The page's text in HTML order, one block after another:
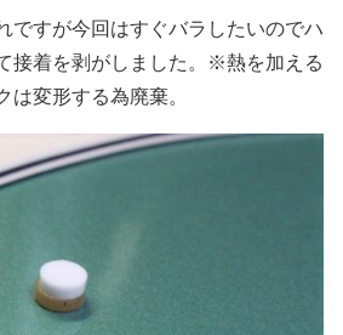
ですが今回はすぐバラしたいのでハ
接着を剥がしました。※熱を加える
は変形する為廃棄。